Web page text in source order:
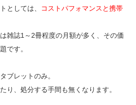
としては、
コストパフォマンスと携帯
雑誌1～2冊程度の月額が多く、その価
です。
ブレットのみ。
り、処分する手間も無くなります。